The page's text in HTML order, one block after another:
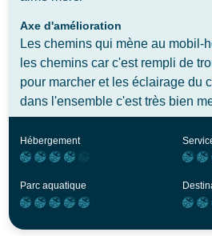
Axe d'amélioration
Les chemins qui mène au mobil-
les chemins car c'est rempli de
pour marcher et les éclairage du
dans l'ensemble c'est très bien
Hébergement
Parc aquatique